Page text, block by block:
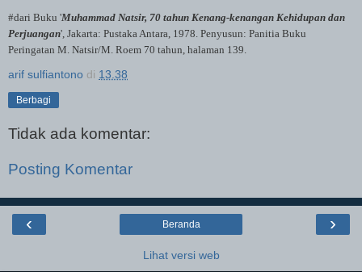
#dari Buku 'Muhammad Natsir, 70 tahun Kenang-kenangan Kehidupan dan
Perjuangan', Jakarta: Pustaka Antara, 1978. Penyusun: Panitia Buku
Peringatan M. Natsir/M. Roem 70 tahun, halaman 139.
arif sulfiantono di 13.38
Berbagi
Tidak ada komentar:
Posting Komentar
‹ ›
Beranda
Lihat versi web